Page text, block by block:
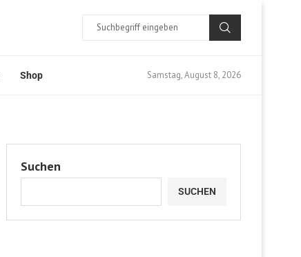
Shop Samstag, August 8, 2026
Suchen
SUCHEN